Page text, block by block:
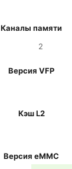
Каналы памяти
2
Версия VFP
Кэш L2
Версия eMMC